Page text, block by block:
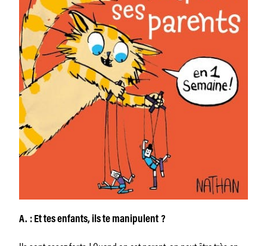
A. : Et tes enfants, ils te manipulent ?